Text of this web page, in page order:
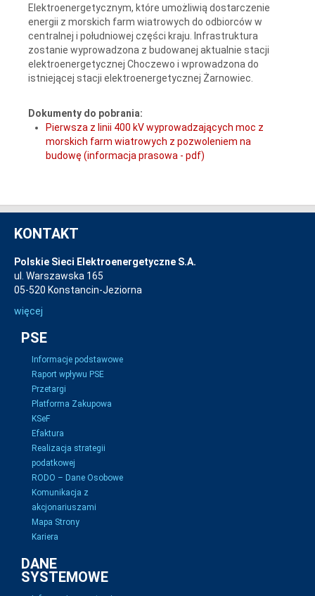
Elektroenergetycznym, które umożliwią dostarczenie
energii z morskich farm wiatrowych do odbiorców w
centralnej i południowej części kraju. Infrastruktura
zostanie wyprowadzona z budowanej aktualnie stacji
elektroenergetycznej Choczewo i wprowadzona do
istniejącej stacji elektroenergetycznej Żarnowiec.
Dokumenty do pobrania:
Pierwsza z linii 400 kV wyprowadzających moc z
morskich farm wiatrowych z pozwoleniem na
budowę (informacja prasowa - pdf)
KONTAKT
Polskie Sieci Elektroenergetyczne S.A.
ul. Warszawska 165
05-520 Konstancin-Jeziorna
więcej
PSE
Informacje podstawowe
Raport wpływu PSE
Przetargi
Platforma Zakupowa
KSeF
Efaktura
Realizacja strategii
podatkowej
RODO – Dane Osobowe
Komunikacja z
akcjonariuszami
Mapa Strony
Kariera
DANE
SYSTEMOWE